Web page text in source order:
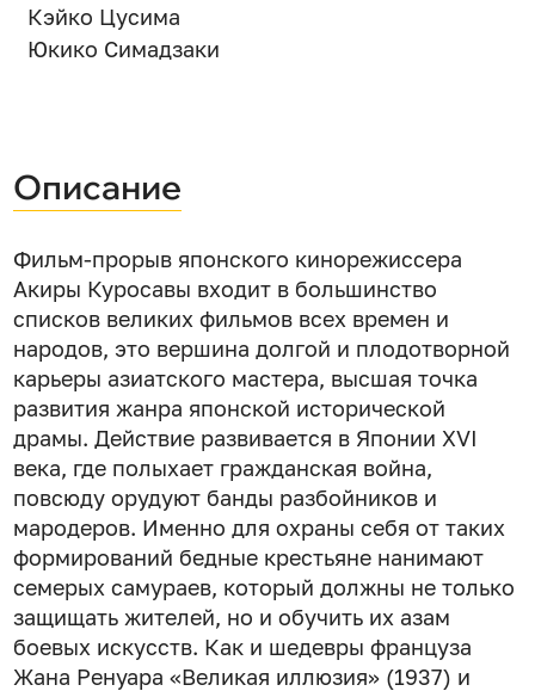
Кэйко Цусима
Юкико Симадзаки
Описание
Фильм-прорыв японского кинорежиссера
Акиры Куросавы входит в большинство
списков великих фильмов всех времен и
народов, это вершина долгой и плодотворной
карьеры азиатского мастера, высшая точка
развития жанра японской исторической
драмы. Действие развивается в Японии XVI
века, где полыхает гражданская война,
повсюду орудуют банды разбойников и
мародеров. Именно для охраны себя от таких
формирований бедные крестьяне нанимают
семерых самураев, который должны не только
защищать жителей, но и обучить их азам
боевых искусств. Как и шедевры француза
Жана Ренуара «Великая иллюзия» (1937) и